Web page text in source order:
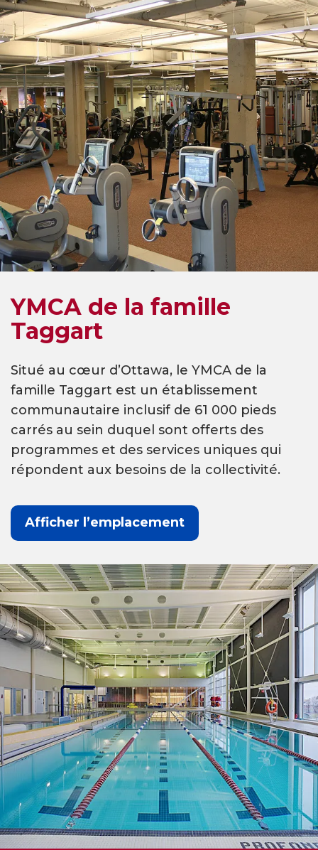
YMCA de la famille
Taggart
Situé au cœur d’Ottawa, le YMCA de la
famille Taggart est un établissement
communautaire inclusif de 61 000 pieds
carrés au sein duquel sont offerts des
programmes et des services uniques qui
répondent aux besoins de la collectivité.
Afficher l’emplacement